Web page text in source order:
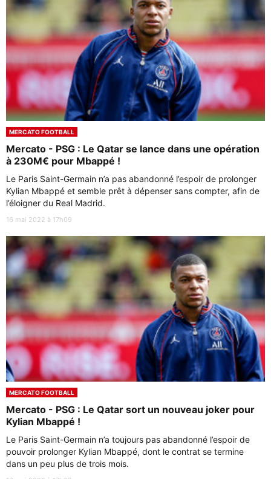
MERCATO FOOTBALL
Mercato - PSG : Le Qatar se lance dans une opération
à 230M€ pour Mbappé !
Le Paris Saint-Germain n’a pas abandonné l’espoir de prolonger
Kylian Mbappé et semble prêt à dépenser sans compter, afin de
l’éloigner du Real Madrid.
16 mai 2022 à 17h09
MERCATO FOOTBALL
Mercato - PSG : Le Qatar sort un nouveau joker pour
Kylian Mbappé !
Le Paris Saint-Germain n’a toujours pas abandonné l’espoir de
pouvoir prolonger Kylian Mbappé, dont le contrat se termine
dans un peu plus de trois mois.